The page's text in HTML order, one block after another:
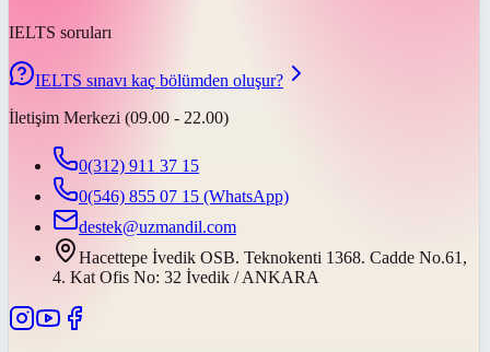
IELTS soruları
IELTS sınavı kaç bölümden oluşur?
İletişim Merkezi (09.00 - 22.00)
0(312) 911 37 15
0(546) 855 07 15 (WhatsApp)
destek@uzmandil.com
Hacettepe İvedik OSB. Teknokenti 1368. Cadde No.61,
4. Kat Ofis No: 32 İvedik / ANKARA